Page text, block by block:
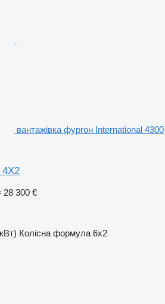
вантажівка фургон International 4300
4X2
28 300 €
Колісна формула 6x2